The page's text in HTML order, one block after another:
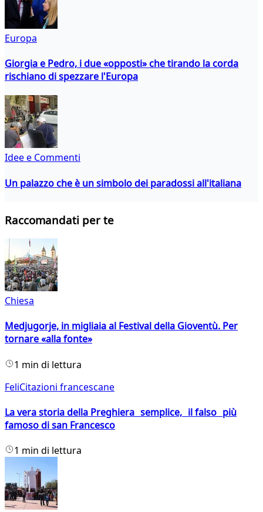
Europa
Giorgia e Pedro, i due «opposti» che tirando la corda
rischiano di spezzare l'Europa
Idee e Commenti
Un palazzo che è un simbolo dei paradossi all'italiana
Raccomandati per te
Chiesa
Medjugorje, in migliaia al Festival della Gioventù. Per
tornare «alla fonte»
1 min di lettura
FeliCitazioni francescane
La vera storia della Preghiera semplice, il falso più
famoso di san Francesco
1 min di lettura